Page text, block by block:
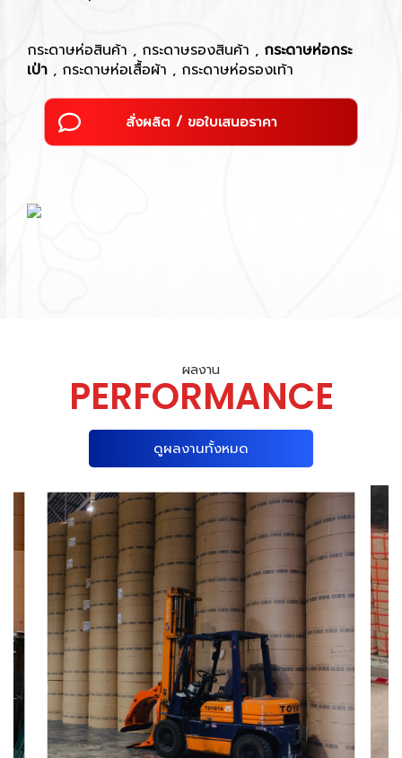
กระดาษห่อสินค้า , กระดาษรองสินค้า , กระดาษห่อกระ
เป่า , กระดาษห่อเสื้อผ้า , กระดาษห่อรองเท้า
สั่งผลิต / ขอใบเสนอราคา
ผลงาน
PERFORMANCE
ดูผลงานทั้งหมด